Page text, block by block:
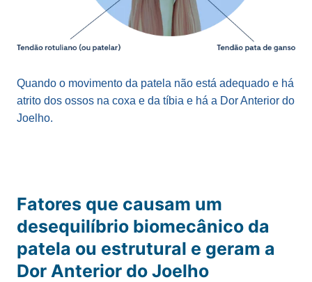
Quando o movimento da patela não está adequado e há
atrito dos ossos na coxa e da tíbia e há a Dor Anterior do
Joelho.
Fatores que causam um
desequilíbrio biomecânico da
patela ou estrutural e geram a
Dor Anterior do Joelho